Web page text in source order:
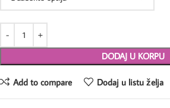
DODAJ U KORPU
Add to compare Dodaj u listu želja